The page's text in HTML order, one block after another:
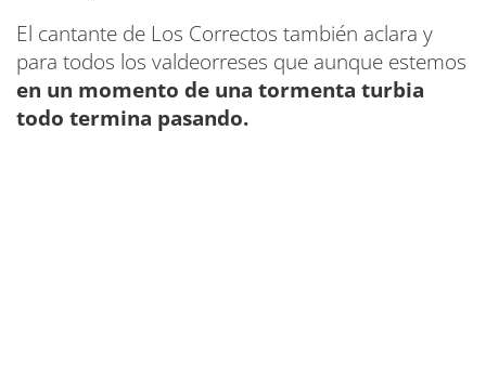
El cantante de Los Correctos también aclara y
para todos los valdeorreses que aunque estemos
en un momento de una tormenta turbia
todo termina pasando.